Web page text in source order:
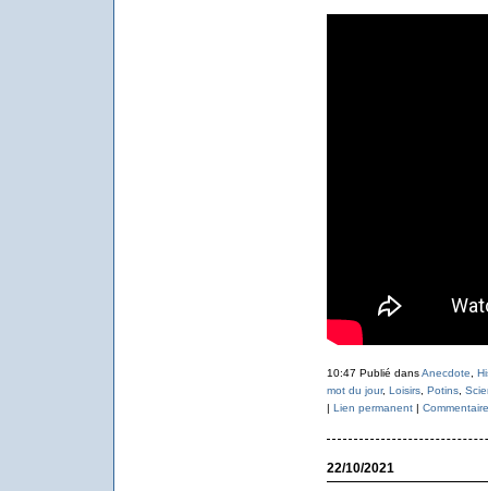
10:47 Publié dansAnecdote
mot du jour, Loisirs, Potins,
| Lien permanent|
22/10/2021